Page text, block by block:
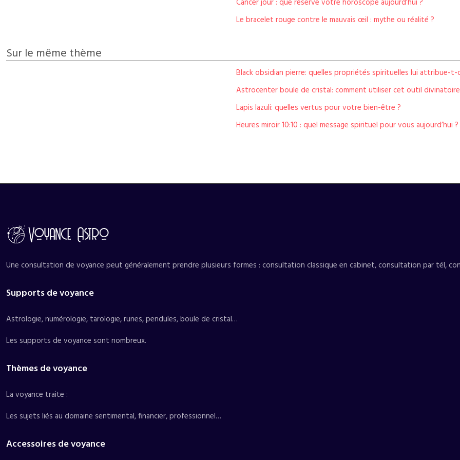
Cancer jour : que réserve votre horoscope aujourd’hui ?
Le bracelet rouge contre le mauvais œil : mythe ou réalité ?
Sur le même thème
Black obsidian pierre: quelles propriétés spirituelles lui attribue-t-
Astrocenter boule de cristal: comment utiliser cet outil
Lapis lazuli: quelles vertus pour votre bien-être ?
Heures miroir 10:10 : quel message spirituel pour vous aujourd’hui ?
Une consultation de voyance peut généralement prendre plusieurs formes : consultation classique en cabinet, consultation par tél,
Supports de voyance
Astrologie, numérologie, tarologie, runes, pendules, boule de cristal…
Les supports de voyance sont nombreux.
Thèmes de voyance
La voyance traite :
Les sujets liés au domaine sentimental, financier, professionnel…
Accessoires de voyance